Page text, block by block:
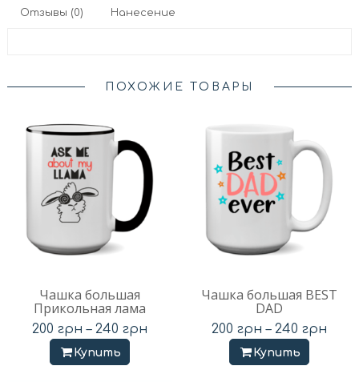
Отзывы (0) Нанесение
ПОХОЖИЕ ТОВАРЫ
Чашка большая
Прикольная лама
200 грн – 240 грн
Купить
Чашка большая BEST
DAD
200 грн – 240 грн
Купить